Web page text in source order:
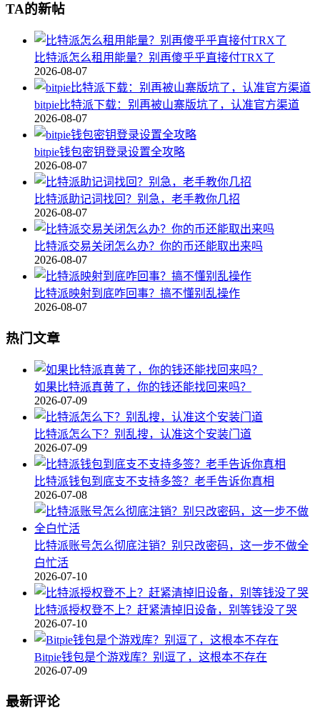
TA的新帖
比特派怎么租用能量？别再傻乎乎直接付TRX了
2026-08-07
bitpie比特派下载：别再被山寨版坑了，认准官方渠道
2026-08-07
bitpie钱包密钥登录设置全攻略
2026-08-07
比特派助记词找回？别急，老手教你几招
2026-08-07
比特派交易关闭怎么办？你的币还能取出来吗
2026-08-07
比特派映射到底咋回事？搞不懂别乱操作
2026-08-07
热门文章
如果比特派真黄了，你的钱还能找回来吗？
2026-07-09
比特派怎么下？别乱搜，认准这个安装门道
2026-07-09
比特派钱包到底支不支持多签？老手告诉你真相
2026-07-08
比特派账号怎么彻底注销？别只改密码，这一步不做全
白忙活
2026-07-10
比特派授权登不上？赶紧清掉旧设备，别等钱没了哭
2026-07-10
Bitpie钱包是个游戏库？别逗了，这根本不存在
2026-07-09
最新评论